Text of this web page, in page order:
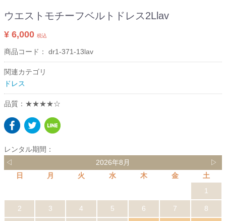
ウエストモチーフベルトドレス2Llav
¥ 6,000 税込
商品コード： dr1-371-13lav
関連カテゴリ
ドレス
品質：★★★★☆
レンタル期間：
◁
2026年8月
▷
日
月 火 水 木 金
土
1
2 3 4 5 6 7 8